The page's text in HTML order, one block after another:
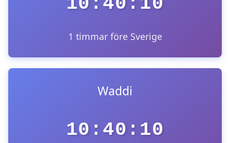
1 timmar före Sverige
Waddi
10:40:10